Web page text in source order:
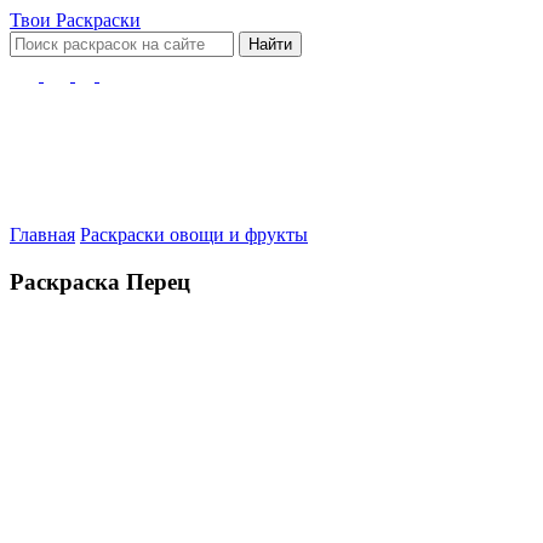
Твои Раскраски
Найти
Главная Раскраски овощи и фрукты
Раскраска Перец